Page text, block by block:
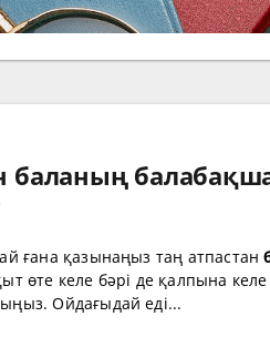
баланың
ғана қазынаңыз таң атпастан
өте келе бәрі де қалпына
Ойдағыдай еді...